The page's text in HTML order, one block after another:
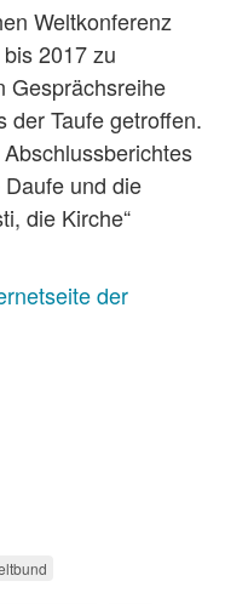
Weltkonferenz
2017 zu
Gesprächsreihe
der Taufe getroffen.
und die
die Kirche“
der